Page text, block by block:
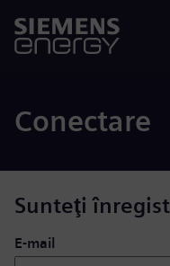
Conectare
Sunteţi
Conectare: utilizator și
E-mail